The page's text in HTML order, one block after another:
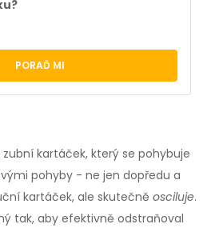
PORAĎ MI
zubní kartáček, který se pohybuje
pohyby - ne jen dopředu a
kartáček, ale skutečně osciluje.
tak, aby efektivně odstraňoval